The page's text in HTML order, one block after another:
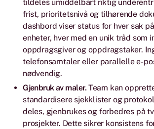
tildeles umiddelbart riktig
frist, prioritetsnivå og tilhørende
dashbord viser status for hver sak
enheter, hver med en unik tråd som
oppdragsgiver og oppdragstaker.
telefonsamtaler eller parallelle e-
nødvendig.
Gjenbruk av maler.Team kan
standardisere sjekklister og
deles, gjenbrukes og forbedres på
prosjekter. Dette sikrer konsistens